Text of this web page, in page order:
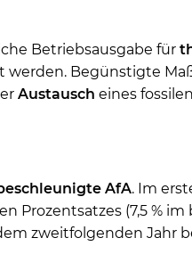
Betriebsausgabe für
Begünstigte
Austausch eines fossilen
AfA. Im
Prozentsatzes (7,5 %
dem zweitfolgenden